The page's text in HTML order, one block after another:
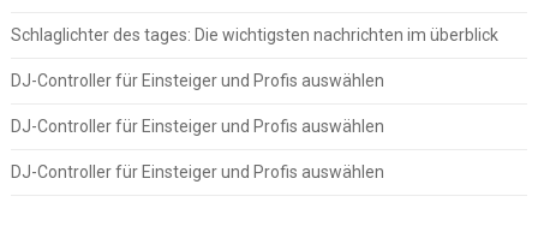
Schlaglichter des tages: Die wichtigsten nachrichten im überblick
DJ-Controller für Einsteiger und Profis auswählen
DJ-Controller für Einsteiger und Profis auswählen
DJ-Controller für Einsteiger und Profis auswählen